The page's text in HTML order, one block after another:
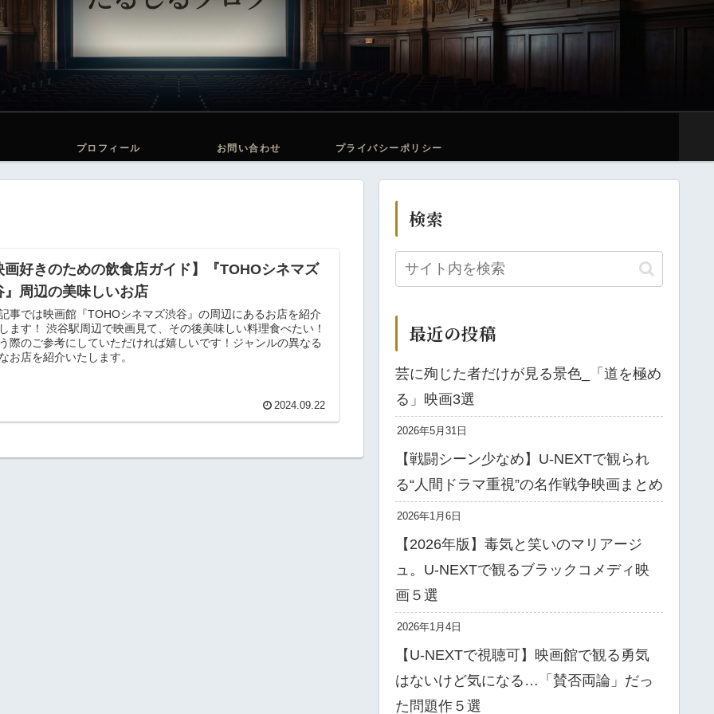
プロフィール お問い合わせ プライバシーポリシー
画好きのための飲食店ガイド】『TOHOシネマズ
』周辺の美味しいお店
事では映画館『TOHOシネマズ渋谷』の周辺にあるお店を紹介
ます！ 渋谷駅周辺で映画見て、その後美味しい料理食べたい！
際のご参考にしていただければ嬉しいです！ジャンルの異なる
お店を紹介いたします。
2024.09.22
検索
最近の投稿
芸に殉じた者だけが見る景色_「道を極め
る」映画3選
2026年5月31日
【戦闘シーン少なめ】U-NEXTで観られ
る“人間ドラマ重視”の名作戦争映画まとめ
2026年1月6日
【2026年版】毒気と笑いのマリアージ
ュ。U-NEXTで観るブラックコメディ映
画５選
2026年1月4日
【U-NEXTで視聴可】映画館で観る勇気
はないけど気になる…「賛否両論」だっ
た問題作５選